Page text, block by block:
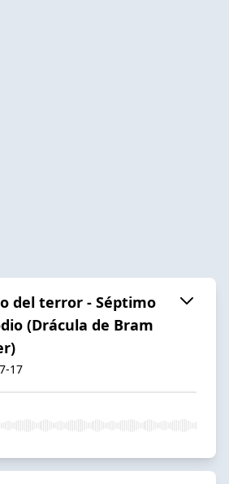
del terror - Séptimo
(Drácula de Bram
17